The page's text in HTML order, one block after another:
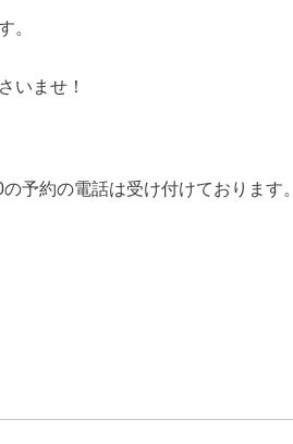
。
いませ！
予約の電話は受け付けております。